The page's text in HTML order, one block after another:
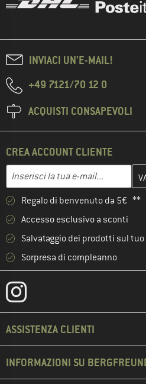
INVIACI UN'E-MAIL!
+49 7121/70 12 0
ACQUISTI CONSAPEVOLI
CREA ACCOUNT CLIENTE
Indirizzo e-mail
Inserisci qui il tuo indirizzo e-
Regalo di benvenuto da 5€ **
Accesso esclusivo a sconti
Salvataggio dei prodotti sul
Sorpresa di compleanno
ASSISTENZA CLIENTI
INFORMAZIONI SU